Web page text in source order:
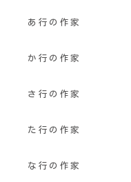
あ行の作家
か行の作家
さ行の作家
た行の作家
な行の作家